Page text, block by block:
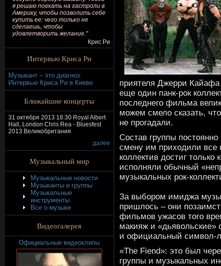
я решаю поехать на гастроли в
Америку, чтобы позволить себе
купить ее: чего только не
сделаешь, чтобы
удовлетворить желание."
Крис Ри
Интервью Криса Ри
Музыкант – это диагноз.
Интервью Криса Ри в Киеве
Ближайшие концерты
31 октября 2013 18:30 Royal Albert
Hall, London Chris Rea - Bluesfest
2013 Великобритания
далее
Музыкальный мир
Музыкальные новости
Музыканты и группы
Музыкальные
инструменты
Все о музыке
Видеогалерея
Официальные видеоклипы
приятеля Джерри Кайафа
еще один панк-рок
последнего фильма
можем смело сказать,
не прогадали.
Состав группы
смену им приходили все
коллектив достиг
исполняли обычный
музыкальных рок-
За выбором имиджа
пришлось – они
фильмов ужасов того
макияж и «дьявольские»
и официальный символ-
«The Fiend»: это был
группы и музыкальных